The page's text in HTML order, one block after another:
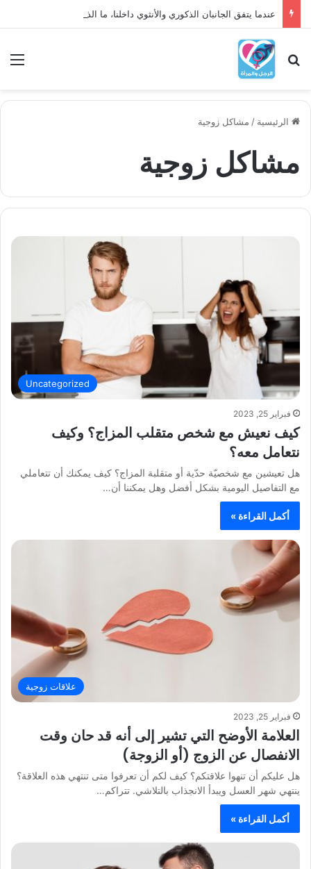
عندما يتفق الجانبان الذكوري والأنثوي داخلنا، ما الذي يحدث؟
بحث عن
الرئيسية / مشاكل زوجية
مشاكل زوجية
Uncategorized
فبراير 25, 2023
كيف نعيش مع شخص متقلب المزاج؟ وكيف
نتعامل معه؟
هل تعيشين مع شخصيّة حدّية أو متقلبة المزاج؟ كيف يمكنك أن تتعاملي
مع التفاصيل اليومية بشكل أفضل وهل يمكننا أن…
أكمل القراءة »
علاقات زوجية
فبراير 25, 2023
العلامة الأوضح التي تشير إلى أنه قد حان وقت
الانفصال عن الزوج (أو الزوجة)
هل عليكم أن تنهوا علاقتكم؟ كيف لكم أن تعرفوا متى تنتهي هذه العلاقة؟
ينتهي شهر العسل ويبدأ الانجذاب بالتلاشي. تتراكم…
أكمل القراءة »